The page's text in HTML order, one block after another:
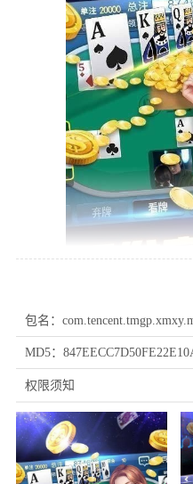
游戏特色
1、打造真实可靠的服务平台，
分析为用户提供选号参考，助
2、操作流程简单易学，可体验
轻松的使用感受，掌握最新资
包名：
MD5：
权限须知